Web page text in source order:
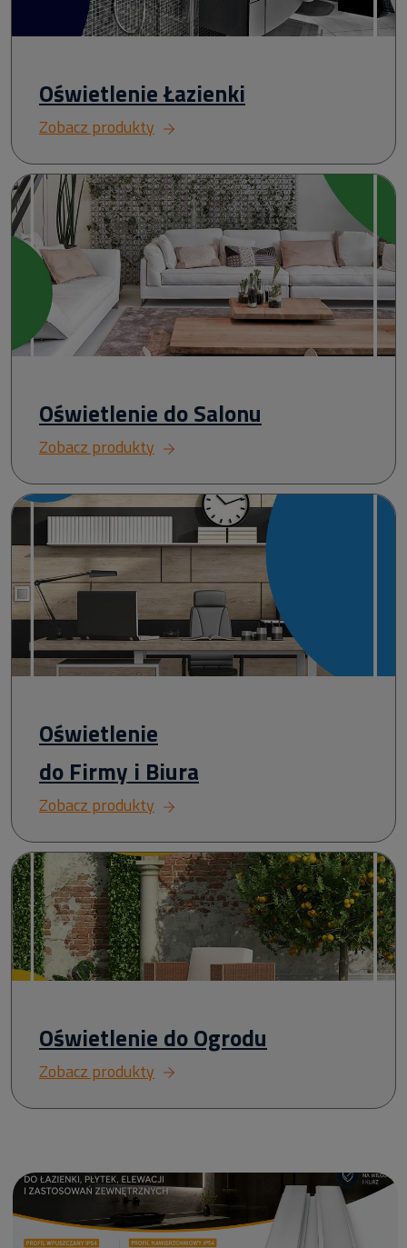
Oświetlenie Łazienki
Zobacz produkty
Oświetlenie do Salonu
Zobacz produkty
Oświetlenie
do Firmy i Biura
Zobacz produkty
Oświetlenie do Ogrodu
Zobacz produkty